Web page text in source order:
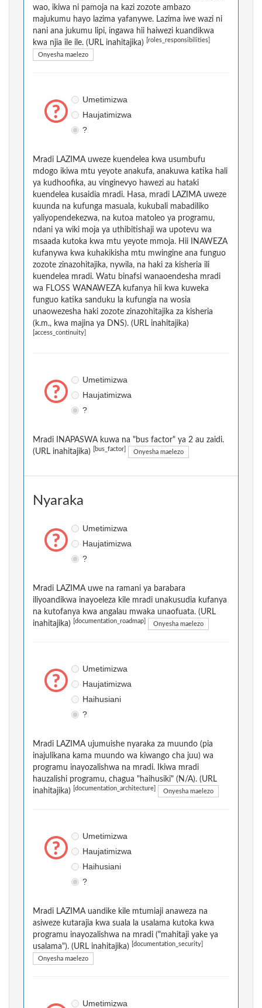
wao, ikiwa ni pamoja na kazi zozote ambazo
majukumu hayo lazima yafanywe. Lazima iwe wazi ni
nani ana jukumu lipi, ingawa hii haiwezi kuandikwa
kwa njia ile ile. (URL inahitajika)
[roles_responsibilities]
Onyesha maelezo
Umetimizwa
Haujatimizwa
?
Mradi LAZIMA uweze kuendelea kwa usumbufu
mdogo ikiwa mtu yeyote anakufa, anakuwa katika hali
ya kudhoofika, au vinginevyo hawezi au hataki
kuendelea kusaidia mradi. Hasa, mradi LAZIMA uweze
kuunda na kufunga masuala, kukubali mabadiliko
yaliyopendekezwa, na kutoa matoleo ya programu,
ndani ya wiki moja ya uthibitishaji wa upotevu wa
msaada kutoka kwa mtu yeyote mmoja. Hii INAWEZA
kufanywa kwa kuhakikisha mtu mwingine ana funguo
zozote zinazohitajika, nywila, na haki za kisheria ili
kuendelea mradi. Watu binafsi wanaoendesha mradi
wa FLOSS WANAWEZA kufanya hii kwa kuweka
funguo katika sanduku la kufungia na wosia
unaowezesha haki zozote zinazohitajika za kisheria
(k.m., kwa majina ya DNS). (URL inahitajika)
[access_continuity]
Umetimizwa
Haujatimizwa
?
Mradi INAPASWA kuwa na "bus factor" ya 2 au zaidi.
(URL inahitajika)
[bus_factor] Onyesha maelezo
Nyaraka
Umetimizwa
Haujatimizwa
?
Mradi LAZIMA uwe na ramani ya barabara
iliyoandikwa inayoeleza kile mradi unakusudia kufanya
na kutofanya kwa angalau mwaka unaofuata. (URL
inahitajika)
[documentation_roadmap] Onyesha maelezo
Umetimizwa
Haujatimizwa
Haihusiani
?
Mradi LAZIMA ujumuishe nyaraka za muundo (pia
inajulikana kama muundo wa kiwango cha juu) wa
programu inayozalishwa na mradi. Ikiwa mradi
hauzalishi programu, chagua "haihusiki" (N/A). (URL
inahitajika)
[documentation_architecture] Onyesha maelezo
Umetimizwa
Haujatimizwa
Haihusiani
?
Mradi LAZIMA uandike kile mtumiaji anaweza na
asiweze kutarajia kwa suala la usalama kutoka kwa
programu inayozalishwa na mradi ("mahitaji yake ya
usalama"). (URL inahitajika)
[documentation_security]
Onyesha maelezo
Umetimizwa